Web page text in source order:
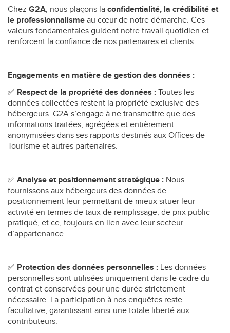
Chez G2A, nous plaçons la confidentialité, la crédibilité et
le professionnalisme au cœur de notre démarche. Ces
valeurs fondamentales guident notre travail quotidien et
renforcent la confiance de nos partenaires et clients.
Engagements en matière de gestion des données :
✅ Respect de la propriété des données : Toutes les
données collectées restent la propriété exclusive des
hébergeurs. G2A s’engage à ne transmettre que des
informations traitées, agrégées et entièrement
anonymisées dans ses rapports destinés aux Offices de
Tourisme et autres partenaires.
✅ Analyse et positionnement stratégique : Nous
fournissons aux hébergeurs des données de
positionnement leur permettant de mieux situer leur
activité en termes de taux de remplissage, de prix public
pratiqué, et ce, toujours en lien avec leur secteur
d’appartenance.
✅ Protection des données personnelles : Les données
personnelles sont utilisées uniquement dans le cadre du
contrat et conservées pour une durée strictement
nécessaire. La participation à nos enquêtes reste
facultative, garantissant ainsi une totale liberté aux
contributeurs.